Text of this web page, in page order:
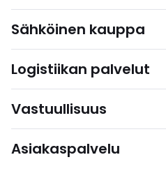
Sähköinen kauppa
Logistiikan palvelut
Vastuullisuus
Asiakaspalvelu